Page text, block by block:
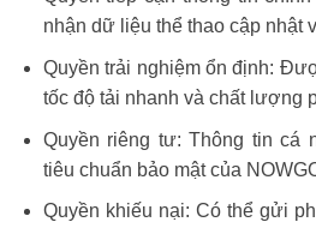
nhận dữ liệu thể thao cập nhật
Quyền trải nghiệm ổn định:
tốc độ tải nhanh và chất lượng
Quyền riêng tư: Thông tin cá
tiêu chuẩn bảo mật của
Quyền khiếu nại: Có thể gửi